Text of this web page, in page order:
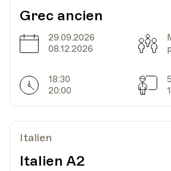
Grec ancien
Date
29.09.2026
08.12.2026
Horarires
18:30
20:00
Italien
Italien A2